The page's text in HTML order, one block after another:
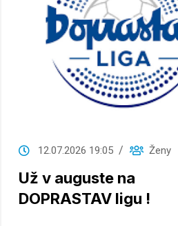
12.07.2026 19:05 Ženy
Už v auguste na
DOPRASTAV ligu !